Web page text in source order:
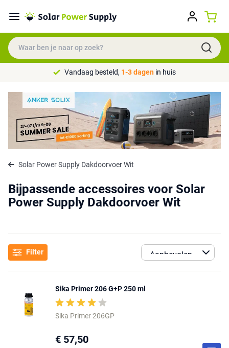
Vandaag besteld, 1-3 dagen in huis
Solar Power Supply Dakdoorvoer Wit
Bijpassende accessoires voor Solar
Power Supply Dakdoorvoer Wit
Filter
Sika Primer 206 G+P 250 ml
Sika Primer 206GP
€ 57,50